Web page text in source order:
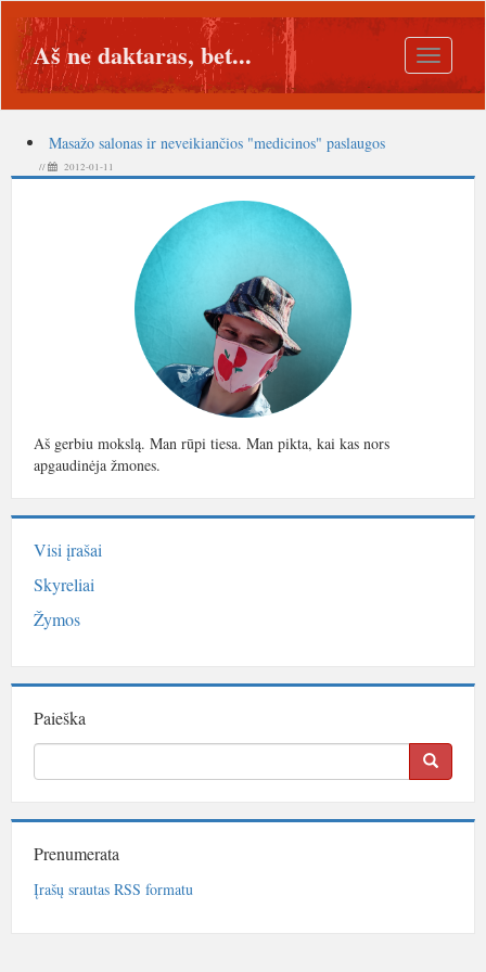
Toggle
Aš ne daktaras, bet...
Masažo salonas ir neveikiančios "medicinos" paslaugos
// 2012-01-11
Aš gerbiu mokslą. Man rūpi tiesa. Man pikta, kai kas nors
apgaudinėja žmones.
Visi įrašai
Skyreliai
Žymos
Paieška
Prenumerata
Įrašų srautas RSS formatu